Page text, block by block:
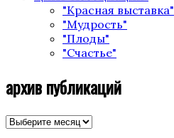
"Красная выставка"
"Мудрость"
"Плоды"
"Счастье"
архив публикаций
архив